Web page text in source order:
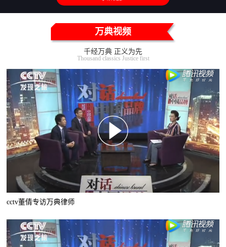
万典视频
千经万典 正义为先
Thousand classics Justice first
cctv董倩专访万典律师